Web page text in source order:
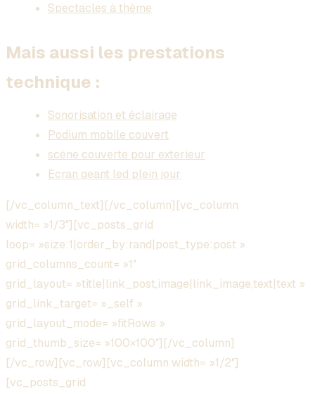
Spectacles à thème
Mais aussi les prestations
technique :
Sonorisation et éclairage
Podium mobile couvert
scène couverte pour exterieur
Ecran geant led plein jour
[/vc_column_text][/vc_column][vc_column
width= »1/3″][vc_posts_grid
loop= »size:1|order_by:rand|post_type:post »
grid_columns_count= »1″
grid_layout= »title|link_post,image|link_image,text|text »
grid_link_target= »_self »
grid_layout_mode= »fitRows »
grid_thumb_size= »100×100″][/vc_column]
[/vc_row][vc_row][vc_column width= »1/2″]
[vc_posts_grid